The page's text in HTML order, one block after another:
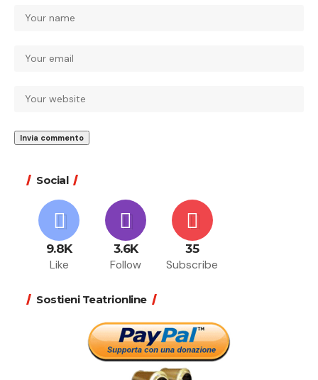
Social
9.8K
Like
3.6K
Follow
35
Subscribe
Sostieni Teatrionline